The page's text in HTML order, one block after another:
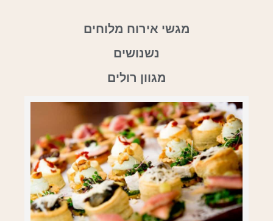
מגשי אירוח מלוחים
נשנושים
מגוון רולים